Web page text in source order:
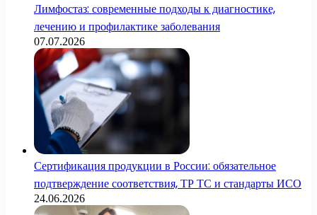
Лимфостаз: современные подходы к диагностике,
лечению и профилактике заболевания
07.07.2026
Сертификация продукции в России: обязательное
подтверждение соответствия, ТР ТС и стандарты ИСО
24.06.2026